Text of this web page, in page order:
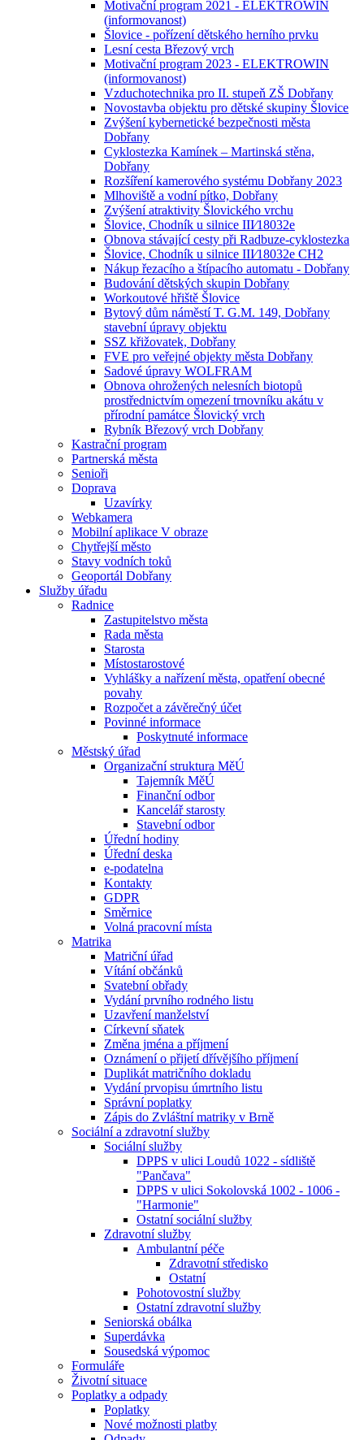
Motivační program 2021 - ELEKTROWIN
(informovanost)
Šlovice - pořízení dětského herního prvku
Lesní cesta Březový vrch
Motivační program 2023 - ELEKTROWIN
(informovanost)
Vzduchotechnika pro II. stupeň ZŠ Dobřany
Novostavba objektu pro dětské skupiny Šlovice
Zvýšení kybernetické bezpečnosti města
Dobřany
Cyklostezka Kamínek – Martinská stěna,
Dobřany
Rozšíření kamerového systému Dobřany 2023
Mlhoviště a vodní pítko, Dobřany
Zvýšení atraktivity Šlovického vrchu
Šlovice, Chodník u silnice III⁄18032e
Obnova stávající cesty při Radbuze-cyklostezka
Šlovice, Chodník u silnice III⁄18032e CH2
Nákup řezacího a štípacího automatu - Dobřany
Budování dětských skupin Dobřany
Workoutové hřiště Šlovice
Bytový dům náměstí T. G.M. 149, Dobřany
stavební úpravy objektu
SSZ křižovatek, Dobřany
FVE pro veřejné objekty města Dobřany
Sadové úpravy WOLFRAM
Obnova ohrožených nelesních biotopů
prostřednictvím omezení trnovníku akátu v
přírodní památce Šlovický vrch
Rybník Březový vrch Dobřany
Kastrační program
Partnerská města
Senioři
Doprava
Uzavírky
Webkamera
Mobilní aplikace V obraze
Chytřejší město
Stavy vodních toků
Geoportál Dobřany
Služby úřadu
Radnice
Zastupitelstvo města
Rada města
Starosta
Místostarostové
Vyhlášky a nařízení města, opatření obecné
povahy
Rozpočet a závěrečný účet
Povinné informace
Poskytnuté informace
Městský úřad
Organizační struktura MěÚ
Tajemník MěÚ
Finanční odbor
Kancelář starosty
Stavební odbor
Úřední hodiny
Úřední deska
e-podatelna
Kontakty
GDPR
Směrnice
Volná pracovní místa
Matrika
Matriční úřad
Vítání občánků
Svatební obřady
Vydání prvního rodného listu
Uzavření manželství
Církevní sňatek
Změna jména a příjmení
Oznámení o přijetí dřívějšího příjmení
Duplikát matričního dokladu
Vydání prvopisu úmrtního listu
Správní poplatky
Zápis do Zvláštní matriky v Brně
Sociální a zdravotní služby
Sociální služby
DPPS v ulici Loudů 1022 - sídliště
"Pančava"
DPPS v ulici Sokolovská 1002 - 1006 -
"Harmonie"
Ostatní sociální služby
Zdravotní služby
Ambulantní péče
Zdravotní středisko
Ostatní
Pohotovostní služby
Ostatní zdravotní služby
Seniorská obálka
Superdávka
Sousedská výpomoc
Formuláře
Životní situace
Poplatky a odpady
Poplatky
Nové možnosti platby